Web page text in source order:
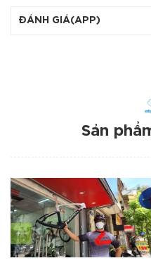
ĐÁNH GIÁ(APP)
Sản